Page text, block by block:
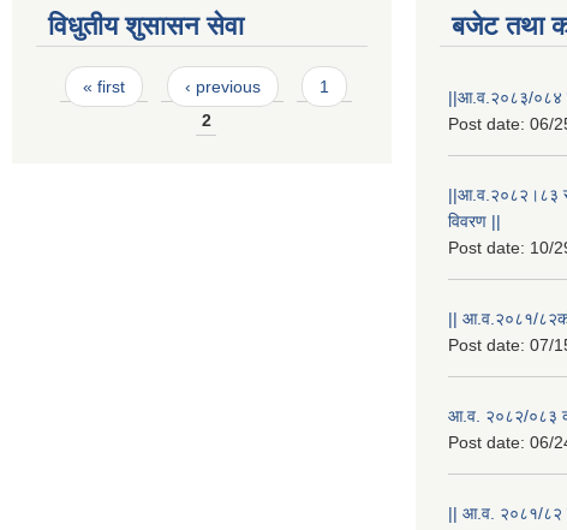
विधुतीय शुसासन सेवा
Pages
« first ‹ previous
1
2
बजेट तथा
||आ.व.२०८३/०८४
Post date: 06/
||आ.व.२०८२।८३
विवरण ||
Post date: 10/
|| आ.व.२०८१/
Post date: 07/
आ.व. २०८२/०८३
Post date: 06/
|| आ.व. २०८१/८२